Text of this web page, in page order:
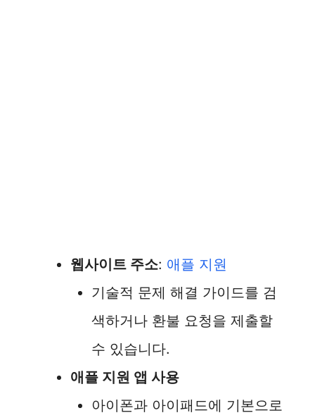
웹사이트 주소: 애플 지원
기술적 문제 해결 가이드를 검
색하거나 환불 요청을 제출할
수 있습니다.
애플 지원 앱 사용
아이폰과 아이패드에 기본으로